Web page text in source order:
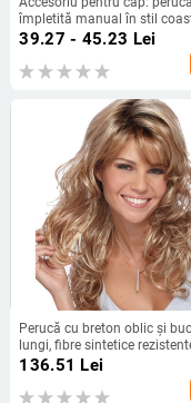
împletită manual în stil
pește, pe bandă pentru păr
antiderapare, vârf înalt;
Jewelry; Material: Perucă;
39.27 - 45.23 Lei
Perucă cu breton oblic și
lungi, fibre sintetice
temperatură, stil vedetă
136.51 Lei